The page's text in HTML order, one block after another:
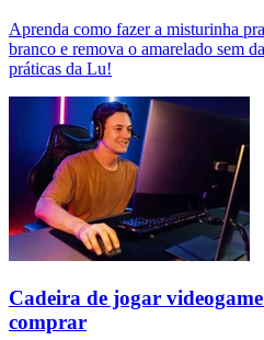
Aprenda como fazer a misturinha
branco e remova o amarelado sem
práticas da Lu!
Cadeira de jogar
comprar